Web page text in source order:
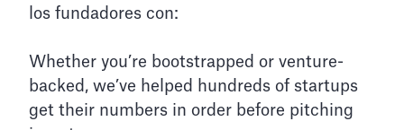
los fundadores con:
Whether you’re bootstrapped or venture-
backed, we’ve helped hundreds of startups
get their numbers in order before pitching